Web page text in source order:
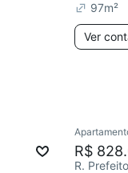
97m²
Ver
R$
R.